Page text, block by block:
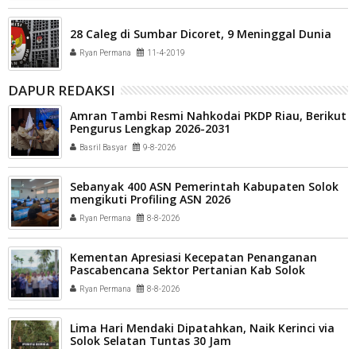
28 Caleg di Sumbar Dicoret, 9 Meninggal Dunia
Ryan Permana 11-4-2019
DAPUR REDAKSI
Amran Tambi Resmi Nahkodai PKDP Riau, Berikut
Pengurus Lengkap 2026-2031
Basril Basyar 9-8-2026
Sebanyak 400 ASN Pemerintah Kabupaten Solok
mengikuti Profiling ASN 2026
Ryan Permana 8-8-2026
Kementan Apresiasi Kecepatan Penanganan
Pascabencana Sektor Pertanian Kab Solok
Ryan Permana 8-8-2026
Lima Hari Mendaki Dipatahkan, Naik Kerinci via
Solok Selatan Tuntas 30 Jam